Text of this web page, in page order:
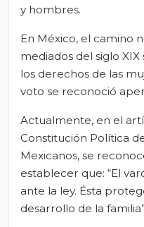
y hombres.
En México, el camino
mediados del siglo
los derechos de las
voto se reconoció
Actualmente, en el
Constitución Política
Mexicanos, se
establecer que: “El
ante la ley. Ésta
desarrollo de la